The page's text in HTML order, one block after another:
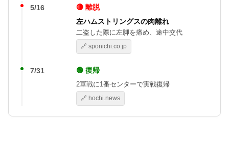
5/16
🔴 離脱
左ハムストリングスの肉離れ
二盗した際に左脚を痛め、途中交代
🔗 sponichi.co.jp
7/31 🟢 復帰
2軍戦に1番センターで実戦復帰
🔗 hochi.news